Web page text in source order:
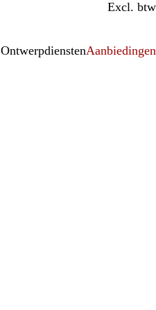
Incl. btw
Excl. btw
OntwerpdienstenAanbiedingen